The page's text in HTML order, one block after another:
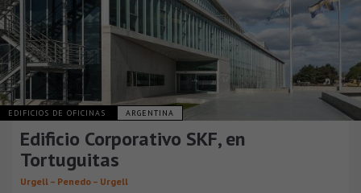
EDIFICIOS DE OFICINAS ARGENTINA
Edificio Corporativo SKF, en
Tortuguitas
Urgell – Penedo – Urgell